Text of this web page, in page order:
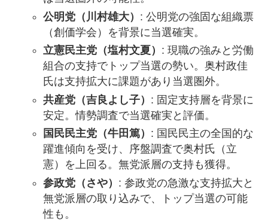
公明党（川村雄大） : 公明党の強固な組織票
（創価学会）を背景に当選確実。
立憲民主党（塩村文夏） : 現職の強みと労働
組合の支持でトップ当選の勢い。奥村政佳
氏は支持拡大に課題があり当選圏外。
共産党（吉良よし子） : 固定支持層を背景に
安定。情勢調査で当選確実と評価。
国民民主党（牛田篤） : 国民民主の全国的な
躍進傾向を受け、序盤調査で奥村氏（立
憲）を上回る。無党派層の支持も獲得。
参政党（さや） : 参政党の急激な支持拡大と
無党派層の取り込みで、トップ当選の可能
性も。